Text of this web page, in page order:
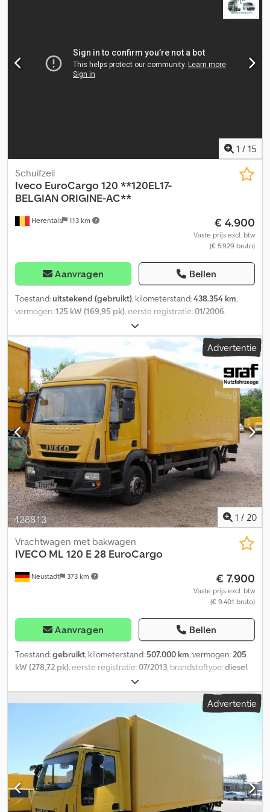
Besturingsdisplay Highline, dakluik in de cabine, dakspoiler,
in de huidige staat aangeboden. Verkoopvoorwaarden: Graag
wijzen wij u erop dat wij gebruikte bedrijfsvoertuigen bij voorkeur
verkopen aan bedrijven of voor de export. Dit geldt onder meer
meerprijs mogelijk. Fouten en tussenverkoop voorbehouden.
Chsdpfoznqxdjx Alyoa
1 / 15
Herentals 113 km
Schuifzeil
Iveco EuroCargo 120 **120EL17-
BELGIAN ORIGINE-AC**
€ 4.900
Vaste prijs excl. btw
(€ 5.929 bruto)
Aanvragen Bellen
Toestand:uitstekend (gebruikt), kilometerstand:438.354 km,
vermogen:125 kW (169,95 pk), eerste registratie:01/2006,
, asconfiguratie:
wit, bestuurderscabine:dagcabine, soort overbrenging:
mechanisch, emissieklasse: , ophanging:staal-lucht, totale
lengte:
9.300 mm, totale breedte:2.600 mm, totale hoogte:
3.390
, laadruimte lengte:7.450 mm , laadruimtebreedte:2.250 mm,
laadruimtehoogte:2.250 mm, Bouwjaar:
, Uitrusting:
airconditioning, laadklep, BELGISCHE VRACHTWAGEN AIRCO
ZEER GOEDE BANDEN = Verdere informatie = Chjdpfx
Alezicpwoysa Technische gegevens Motorinhoud: 3.920 cc
Vooras: Gestuurd; Vering: bladvering Achteras: Dubbel lucht;
Vering: luchtvering Gewichten Leeggewicht: 6.545 kg
Laadvermogen: 5.445 kg GVW: 11.990 kg Functioneel Laadklep:
onderschuifbare klep Staat Technische staat: zeer goed
Optische staat: zeer goed Verdere informatie Neem contact op
met Thierry Leemans voor meer informatie.
Advertentie
1 / 20
Neustadt 373 km
Vrachtwagen met bakwagen
IVECO ML 120 E 28 EuroCargo
€ 7.900
Vaste prijs excl. btw
(€ 9.401 bruto)
Aanvragen Bellen
Toestand:gebruikt, kilometerstand: 507.000 km, vermogen:205
kW (278,72 pk), eerste registratie:07/2013, brandstoftype:diesel,
, asconfiguratie:
keuring (TÜV):12/2026, kleur:geel, soort overbrenging:
mechanisch, emissieklasse:Euro 5, totale lengte:8.950 mm,
2.550 mm, totale hoogte:
7.100 mm, laadruimtebreedte: 2.440 mm
laadruimtehoogte:2.000 mm ABS, laadklep
Besturingsdisplay Highline, dakluik in de cabine, dakspoiler,
sneeuwkettingen, verwarmde lucht droger, remsysteem,
wielbasis: 4.815 mm. TÜV-keuring & inspectie: - Het voertuig wordt
in de huidige staat aangeboden. Verkoopvoorwaarden: Graag
wijzen wij u erop dat wij gebruikte bedrijfsvoertuigen bij voorkeur
Advertentie